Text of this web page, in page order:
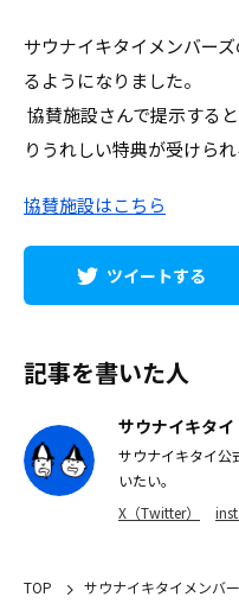
サウナイキタイメンバー
るようになりました。
協賛施設さんで提示する
りうれしい特典が受けら
協賛施設はこちら
ツイートする
記事を書いた人
サウナイキタイ
サウナイキタイ公
いたい。
X（Twitter）
TOP サウナイキタイメンバ